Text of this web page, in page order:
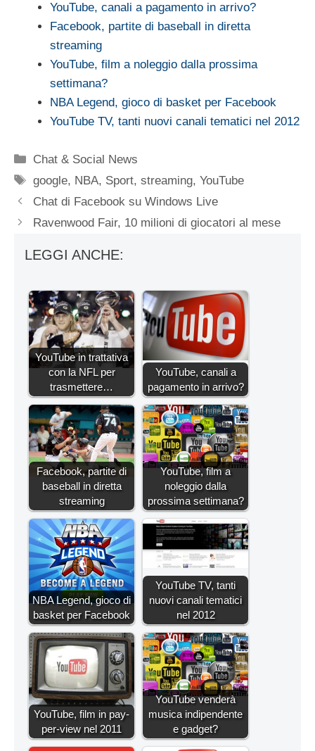
YouTube, canali a pagamento in arrivo?
Facebook, partite di baseball in diretta
streaming
YouTube, film a noleggio dalla prossima
settimana?
NBA Legend, gioco di basket per Facebook
YouTube TV, tanti nuovi canali tematici nel 2012
Categorie
Chat & Social News
Tag
google, NBA, Sport,streaming,YouTube
Chat di Facebook su Windows Live
Ravenwood Fair, 10 milioni di giocatori al mese
LEGGI ANCHE:
YouTube in trattativa
con la NFL per
trasmettere…
YouTube, canali a
pagamento in arrivo?
Facebook, partite di
baseball in diretta
streaming
YouTube, film a
noleggio dalla
prossima settimana?
NBA Legend, gioco di
basket per Facebook
YouTube TV, tanti
nuovi canali tematici
nel 2012
YouTube, film in pay-
per-view nel 2011
YouTube venderà
musica indipendente
e gadget?